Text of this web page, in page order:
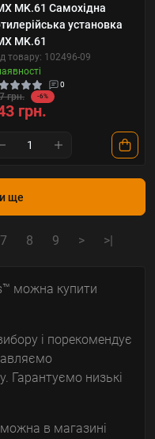
MK.61 Самохідна
установка
MK.61
товару: 102496-09
0
грн. -6%
грн.
ще
7 8 9 > >|
можна купити
і порекомендує
Гарантуємо низькі
в магазині